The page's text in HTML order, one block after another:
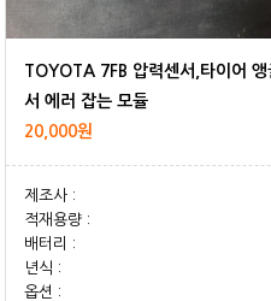
서 에러 잡는 모듈
20,000원
제조사 :
적재용량 :
배터리 :
년식 :
옵션 :